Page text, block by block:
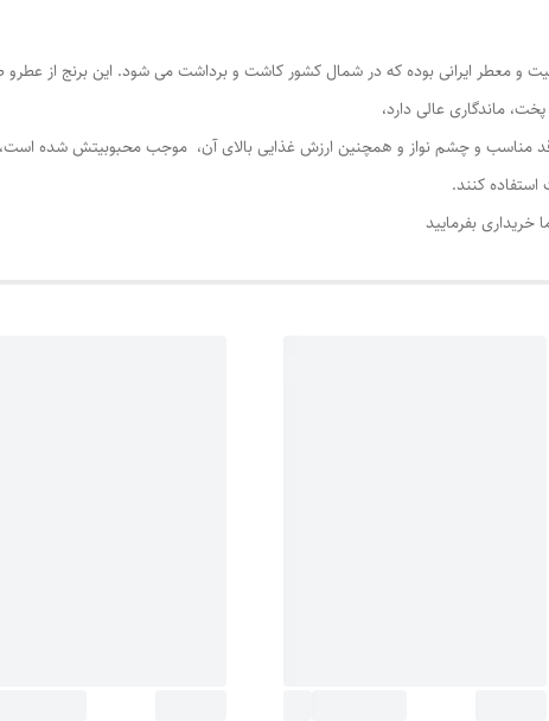
و معطر ایرانی بوده که در شمال کشور کاشت و برداشت می شود. این برنج از
ماندگاری عالی دارد،
مناسب و چشم نواز و همچنین ارزش غذایی بالای آن، موجب محبوبیتش شده است،
کنند.
خریداری بفرمایید